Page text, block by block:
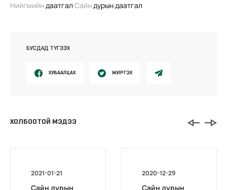
Нийгмийн даатгал Сайн дурын даатгал
БУСДАД ТҮГЭЭХ
ХУВААЛЦАХ ЖИРГЭХ
ХОЛБООТОЙ МЭДЭЭ
2021-01-21
Сайн дурын
2020-12-29
Сайн дурын